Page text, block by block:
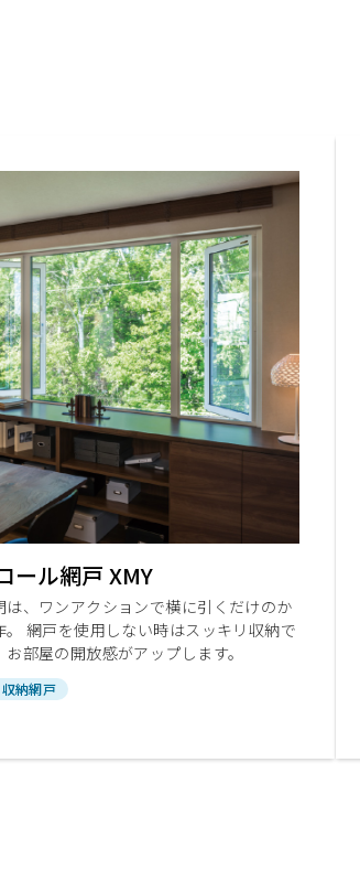
リフォー
ショール
ール網戸 XMY
は、ワンアクションで横に引くだけのか
。 網戸を使用しない時はスッキリ収納で
お部屋の開放感がアップします。
収納網戸